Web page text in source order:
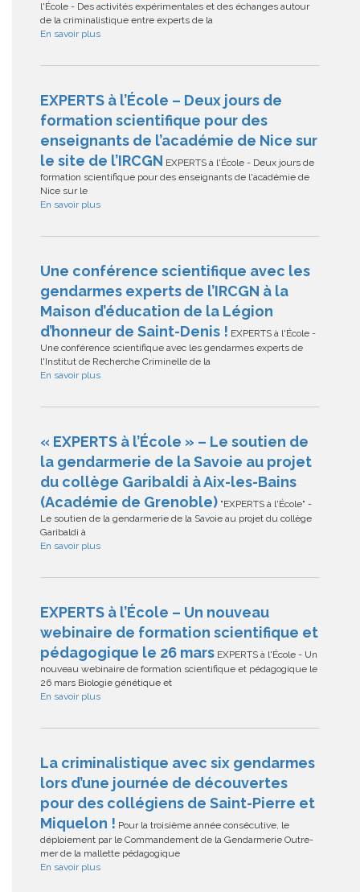
l'École - Des activités expérimentales et des échanges autour
de la criminalistique entre experts de la
En savoir plus
EXPERTS à l’École – Deux jours de
formation scientifique pour des
enseignants de l’académie de Nice sur
le site de l’IRCGN EXPERTS à l'École - Deux jours de
formation scientifique pour des enseignants de l'académie de
Nice sur le
En savoir plus
Une conférence scientifique avec les
gendarmes experts de l’IRCGN à la
Maison d’éducation de la Légion
d’honneur de Saint-Denis ! EXPERTS à l'École -
Une conférence scientifique avec les gendarmes experts de
l'Institut de Recherche Criminelle de la
En savoir plus
« EXPERTS à l’École » – Le soutien de
la gendarmerie de la Savoie au projet
du collège Garibaldi à Aix-les-Bains
(Académie de Grenoble) "EXPERTS à l'École" -
Le soutien de la gendarmerie de la Savoie au projet du collège
Garibaldi à
En savoir plus
EXPERTS à l’École – Un nouveau
webinaire de formation scientifique et
pédagogique le 26 mars EXPERTS à l'École - Un
nouveau webinaire de formation scientifique et pédagogique le
26 mars Biologie génétique et
En savoir plus
La criminalistique avec six gendarmes
lors d’une journée de découvertes
pour des collégiens de Saint-Pierre et
Miquelon ! Pour la troisième année consécutive, le
déploiement par le Commandement de la Gendarmerie Outre-
mer de la mallette pédagogique
En savoir plus